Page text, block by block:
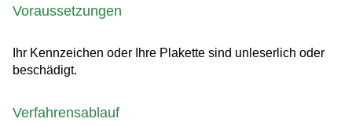
Voraussetzungen
Ihr Kennzeichen oder Ihre Plakette sind unleserlich oder
beschädigt.
Verfahrensablauf